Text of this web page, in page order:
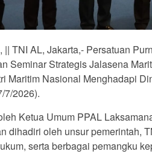
|| TNI AL, Jakarta,- Persatuan
Seminar Strategis Jalasena
Maritim Nasional Menghadapi
7/2026).
Ketua Umum PPAL
dihadiri oleh unsur pemerintah,
serta berbagai pemangku